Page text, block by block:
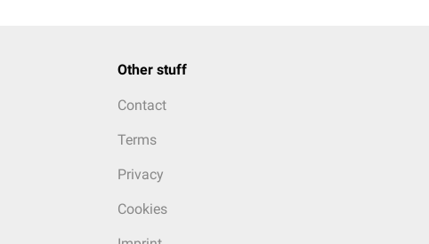
Other stuff
Contact
Terms
Privacy
Cookies